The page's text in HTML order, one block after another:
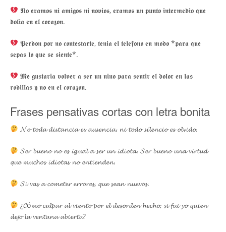
𝕹𝖔 𝖊𝖗𝖆𝖒𝖔𝖘 𝖓𝖎 𝖆𝖒𝖎𝖌𝖔𝖘 𝖓𝖎 𝖓𝖔𝖛𝖎𝖔𝖘, 𝖊𝖗𝖆𝖒𝖔𝖘 𝖚𝖓 𝖕𝖚𝖓𝖙𝖔 𝖎𝖓𝖙𝖊𝖗𝖒𝖊𝖉𝖎𝖔 𝖖𝖚𝖊
𝖉𝖔𝖑𝖎𝖆 𝖊𝖓 𝖊𝖑 𝖈𝖔𝖗𝖆𝖟𝖔𝖓.
𝕻𝖊𝖗𝖉𝖔𝖓 𝖕𝖔𝖗 𝖓𝖔 𝖈𝖔𝖓𝖙𝖊𝖘𝖙𝖆𝖗𝖙𝖊, 𝖙𝖊𝖓𝖎𝖆 𝖊𝖑 𝖙𝖊𝖑𝖊𝖋𝖔𝖓𝖔 𝖊𝖓 𝖒𝖔𝖉𝖔 *𝖕𝖆𝖗𝖆 𝖖𝖚𝖊
𝖘𝖊𝖕𝖆𝖘 𝖑𝖔 𝖖𝖚𝖊 𝖘𝖊 𝖘𝖎𝖊𝖓𝖙𝖊*.
𝕸𝖊 𝖌𝖚𝖘𝖙𝖆𝖗𝖎𝖆 𝖛𝖔𝖑𝖛𝖊𝖗 𝖆 𝖘𝖊𝖗 𝖚𝖓 𝖓𝖎𝖓𝖔 𝖕𝖆𝖗𝖆 𝖘𝖊𝖓𝖙𝖎𝖗 𝖊𝖑 𝖉𝖔𝖑𝖔𝖗 𝖊𝖓 𝖑𝖆𝖘
𝖗𝖔𝖉𝖎𝖑𝖑𝖆𝖘 𝖞 𝖓𝖔 𝖊𝖓 𝖊𝖑 𝖈𝖔𝖗𝖆𝖟𝖔𝖓.
Frases pensativas cortas con letra bonita
𝓝𝓸 𝓽𝓸𝓭𝓪 𝓭𝓲𝓼𝓽𝓪𝓷𝓬𝓲𝓪 𝓮𝓼 𝓪𝓾𝓼𝓮𝓷𝓬𝓲𝓪, 𝓷𝓲 𝓽𝓸𝓭𝓸 𝓼𝓲𝓵𝓮𝓷𝓬𝓲𝓸 𝓮𝓼 𝓸𝓵𝓿𝓲𝓭𝓸.
𝓢𝓮𝓻 𝓫𝓾𝓮𝓷𝓸 𝓷𝓸 𝓮𝓼 𝓲𝓰𝓾𝓪𝓵 𝓪 𝓼𝓮𝓻 𝓾𝓷 𝓲𝓭𝓲𝓸𝓽𝓪. 𝓢𝓮𝓻 𝓫𝓾𝓮𝓷𝓸 𝓾𝓷𝓪 𝓿𝓲𝓻𝓽𝓾𝓭
𝓺𝓾𝓮 𝓶𝓾𝓬𝓱𝓸𝓼 𝓲𝓭𝓲𝓸𝓽𝓪𝓼 𝓷𝓸 𝓮𝓷𝓽𝓲𝓮𝓷𝓭𝓮𝓷.
𝓢𝓲 𝓿𝓪𝓼 𝓪 𝓬𝓸𝓶𝓮𝓽𝓮𝓻 𝓮𝓻𝓻𝓸𝓻𝓮𝓼, 𝓺𝓾𝓮 𝓼𝓮𝓪𝓷 𝓷𝓾𝓮𝓿𝓸𝓼.
¿𝓒ó𝓶𝓸 𝓬𝓾𝓵𝓹𝓪𝓻 𝓪𝓵 𝓿𝓲𝓮𝓷𝓽𝓸 𝓹𝓸𝓻 𝓮𝓵 𝓭𝓮𝓼𝓸𝓻𝓭𝓮𝓷 𝓱𝓮𝓬𝓱𝓸, 𝓼𝓲 𝓯𝓾𝓲 𝔂𝓸 𝓺𝓾𝓲𝓮𝓷
𝓭𝓮𝓳𝓸 𝓵𝓪 𝓿𝓮𝓷𝓽𝓪𝓷𝓪 𝓪𝓫𝓲𝓮𝓻𝓽𝓪?